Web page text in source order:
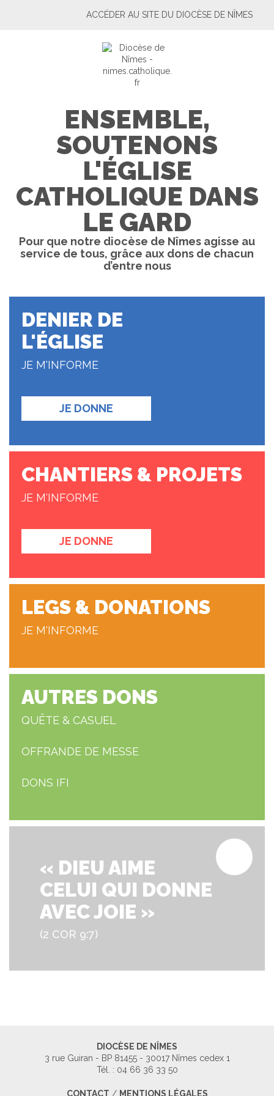
ACCÉDER AU SITE DU DIOCÈSE DE NÎMES
ENSEMBLE,
SOUTENONS
L'ÉGLISE
CATHOLIQUE DANS
LE GARD
Pour que notre diocèse de Nîmes agisse au
service de tous, grâce aux dons de chacun
d’entre nous
DENIER DE
L'ÉGLISE
JE M'INFORME
JE DONNE
CHANTIERS & PROJETS
JE M'INFORME
JE DONNE
LEGS & DONATIONS
JE M'INFORME
AUTRES DONS
QUÊTE & CASUEL
OFFRANDE DE MESSE
DONS IFI
« DIEU AIME
CELUI QUI DONNE
AVEC JOIE »
(2 COR 9:7)
DIOCÈSE DE NÎMES
3 rue Guiran - BP 81455 - 30017 Nîmes cedex 1
Tél. : 04 66 36 33 50
CONTACT / MENTIONS LÉGALES